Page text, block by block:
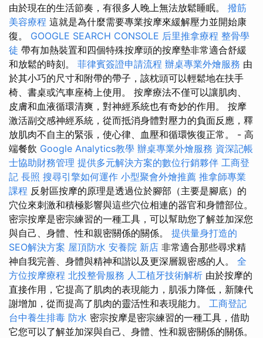
由於現在的生活節奏，有很多人晚上無法放鬆睡眠。 撥筋
美容療程 這就是為什麼需要專業按摩來緩解壓力並開始康
復。 GOOGLE SEARCH CONSOLE 后里推拿療程 整骨學
徒 帶有加熱裝置和四個特殊按摩頭的按摩墊非常適合舒緩
和放鬆的時刻。 菲律賓簽證申請流程 辦桌專業外燴服務 由
於其小巧的尺寸和附帶的帶子，該枕頭可以輕鬆地在扶手
椅、書桌或汽車座椅上使用。 按摩療法不僅可以讓肌肉、
皮膚和血液循環清爽，對神經系統也有奇妙的作用。 按摩
激活副交感神經系統，從而抵消身體對壓力的負面反應，釋
放肌肉不自主的緊張，使心律、血壓和循環恢復正常。 - 高
端餐飲 Google Analytics教學 辦桌專業外燴服務 資深記帳
士協助財務管理 提供多元解決方案的數位行銷夥伴 工商登
記 長照 搜尋引擎如何運作 小型聚會外燴推薦 推拿師專業
課程 反射區按摩的原理是透過位於腳部（主要是腳底）的
穴位來刺激和積極影響與這些穴位相連的器官和身體部位。
密宗按摩是密宗練習的一種工具，可以幫助您了解並加深您
與自己、身體、性和親密關係的關係。 提供量身打造的
SEO解決方案 屋頂防水 安養院 新店 非常適合那些尋求精
神自我完善、身體與精神和諧以及更深層親密感的人。 全
方位按摩療程 北投整骨服務 人工植牙技術解析 由於按摩的
直接作用，它提高了肌肉的表現能力，肌張力降低，新陳代
謝增加，從而提高了肌肉的靈活性和表現能力。 工商登記
台中養生排毒 防水 密宗按摩是密宗練習的一種工具，借助
它您可以了解並加深與自己、身體、性和親密關係的關係。